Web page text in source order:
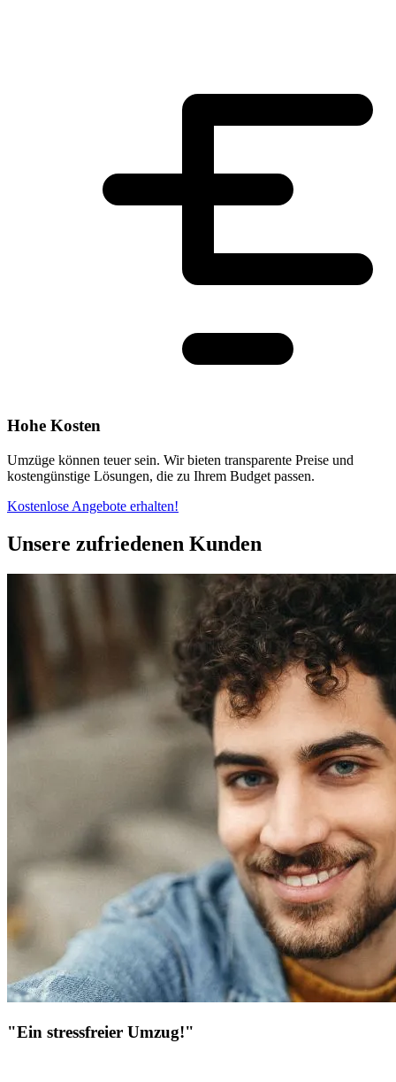
Hohe Kosten
Umzüge können teuer sein. Wir bieten transparente Preise und
kostengünstige Lösungen, die zu Ihrem Budget passen.
Kostenlose Angebote erhalten!
Unsere zufriedenen Kunden
"Ein stressfreier Umzug!"